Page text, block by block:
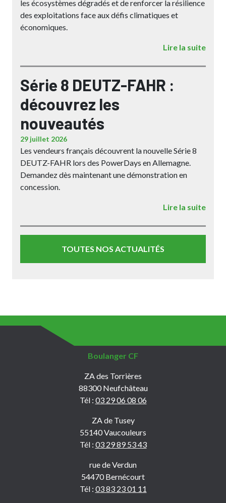
les écosystèmes dégradés et de renforcer la résilience
des exploitations face aux défis climatiques et
économiques.
Lire la suite
Série 8 DEUTZ-FAHR :
découvrez les
nouveautés
29 juillet 2026
Les vendeurs français découvrent la nouvelle Série 8
DEUTZ-FAHR lors des PowerDays en Allemagne.
Demandez dès maintenant une démonstration en
concession.
Lire la suite
TOUTES NOS ACTUALITÉS
Boulanger CF
ZA des Torrières
88300 Neufchâteau
Tél : 03 29 06 08 06
ZA de Tusey
55140 Vaucouleurs
Tél : 03 29 89 53 43
rue de Verdun
54470 Bernécourt
Tél : 03 83 23 01 11